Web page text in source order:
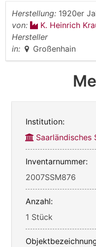
Herstellung: 1920er
von:
K. Heinrich
Hersteller
in:
Großenhain
Institution:
Saarländisches
Inventarnummer:
2007SSM876
Anzahl:
1 Stück